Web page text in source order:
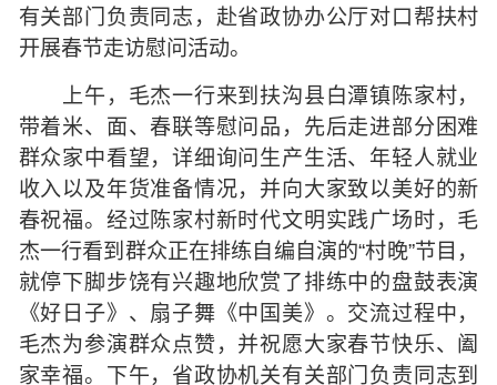
党派团体 市县政协 专题荟萃
有关部门负责同志，赴省政协办公厅对口帮扶村
开展春节走访慰问活动。
上午，毛杰一行来到扶沟县白潭镇陈家村，
带着米、面、春联等慰问品，先后走进部分困难
群众家中看望，详细询问生产生活、年轻人就业
收入以及年货准备情况，并向大家致以美好的新
春祝福。经过陈家村新时代文明实践广场时，毛
杰一行看到群众正在排练自编自演的“村晚”节目，
就停下脚步饶有兴趣地欣赏了排练中的盘鼓表演
《好日子》、扇子舞《中国美》。交流过程中，
毛杰为参演群众点赞，并祝愿大家春节快乐、阖
家幸福。下午，省政协机关有关部门负责同志到